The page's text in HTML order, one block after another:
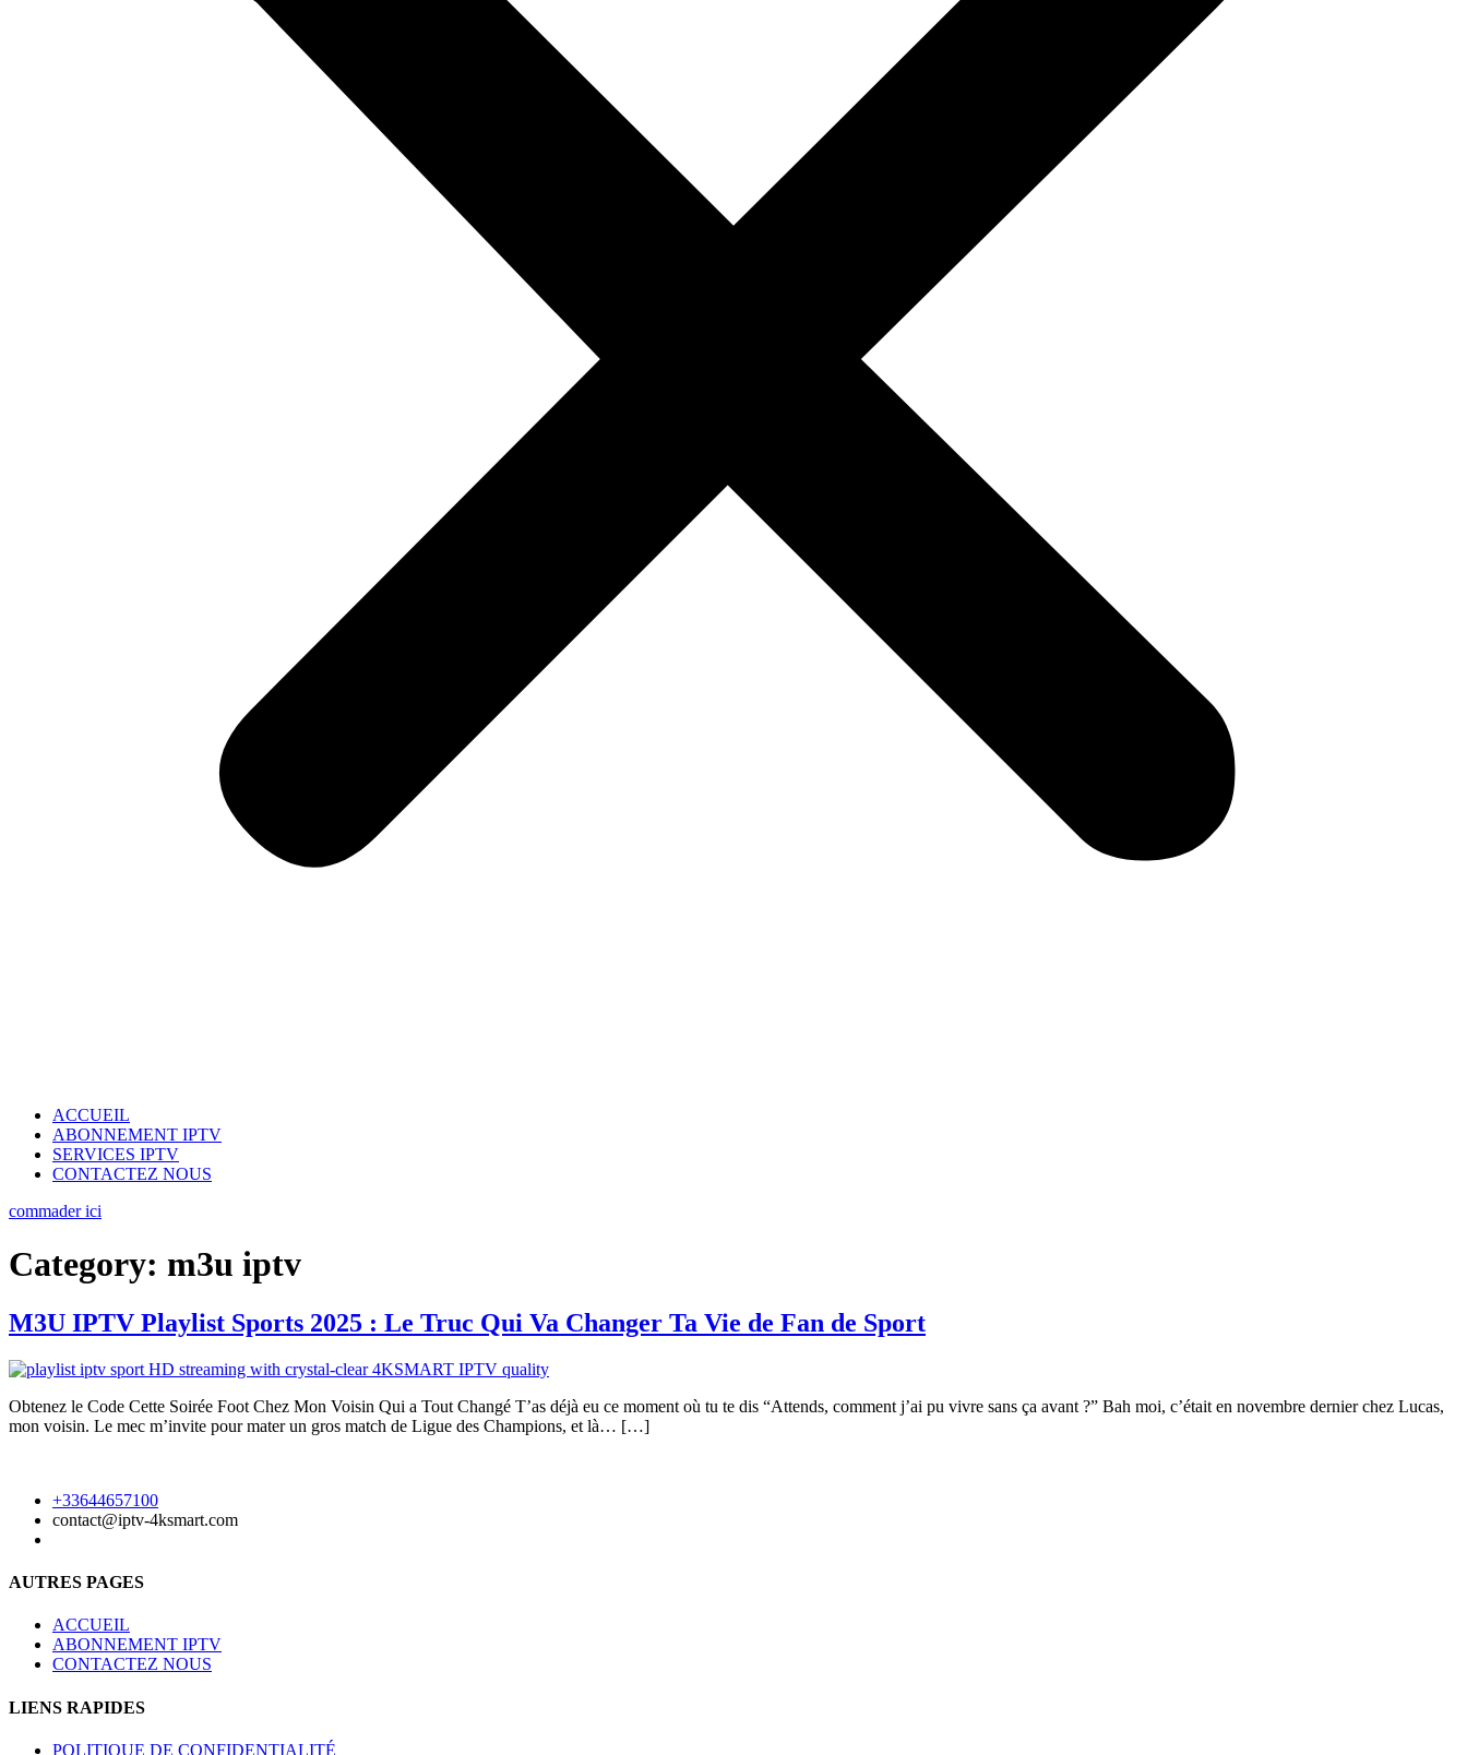
ACCUEIL
ABONNEMENT IPTV
SERVICES IPTV
CONTACTEZ NOUS
commader ici
Category: m3u iptv
M3U IPTV Playlist Sports 2025 : Le Truc Qui Va Changer Ta Vie de Fan de Sport
Obtenez le Code Cette Soirée Foot Chez Mon Voisin Qui a Tout Changé T’as déjà eu ce moment où tu te dis “Attends, comment j’ai pu vivre sans ça avant ?” Bah moi, c’était en novembre dernier chez Lucas,
mon voisin. Le mec m’invite pour mater un gros match de Ligue des Champions, et là… […]
+33644657100
contact@iptv-4ksmart.com
AUTRES PAGES
ACCUEIL
ABONNEMENT IPTV
CONTACTEZ NOUS
LIENS RAPIDES
POLITIQUE DE CONFIDENTIALITÉ